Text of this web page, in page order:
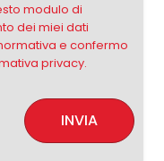
modulo di
dei miei dati
e confermo
privacy.
INVIA